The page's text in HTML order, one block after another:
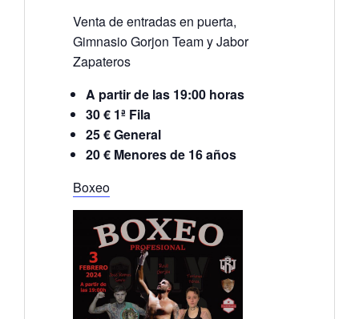
Venta de entradas en puerta,
Gimnasio Gorjon Team y Jabor
Zapateros
A partir de las 19:00 horas
30 € 1ª Fila
25 € General
20 € Menores de 16 años
Boxeo